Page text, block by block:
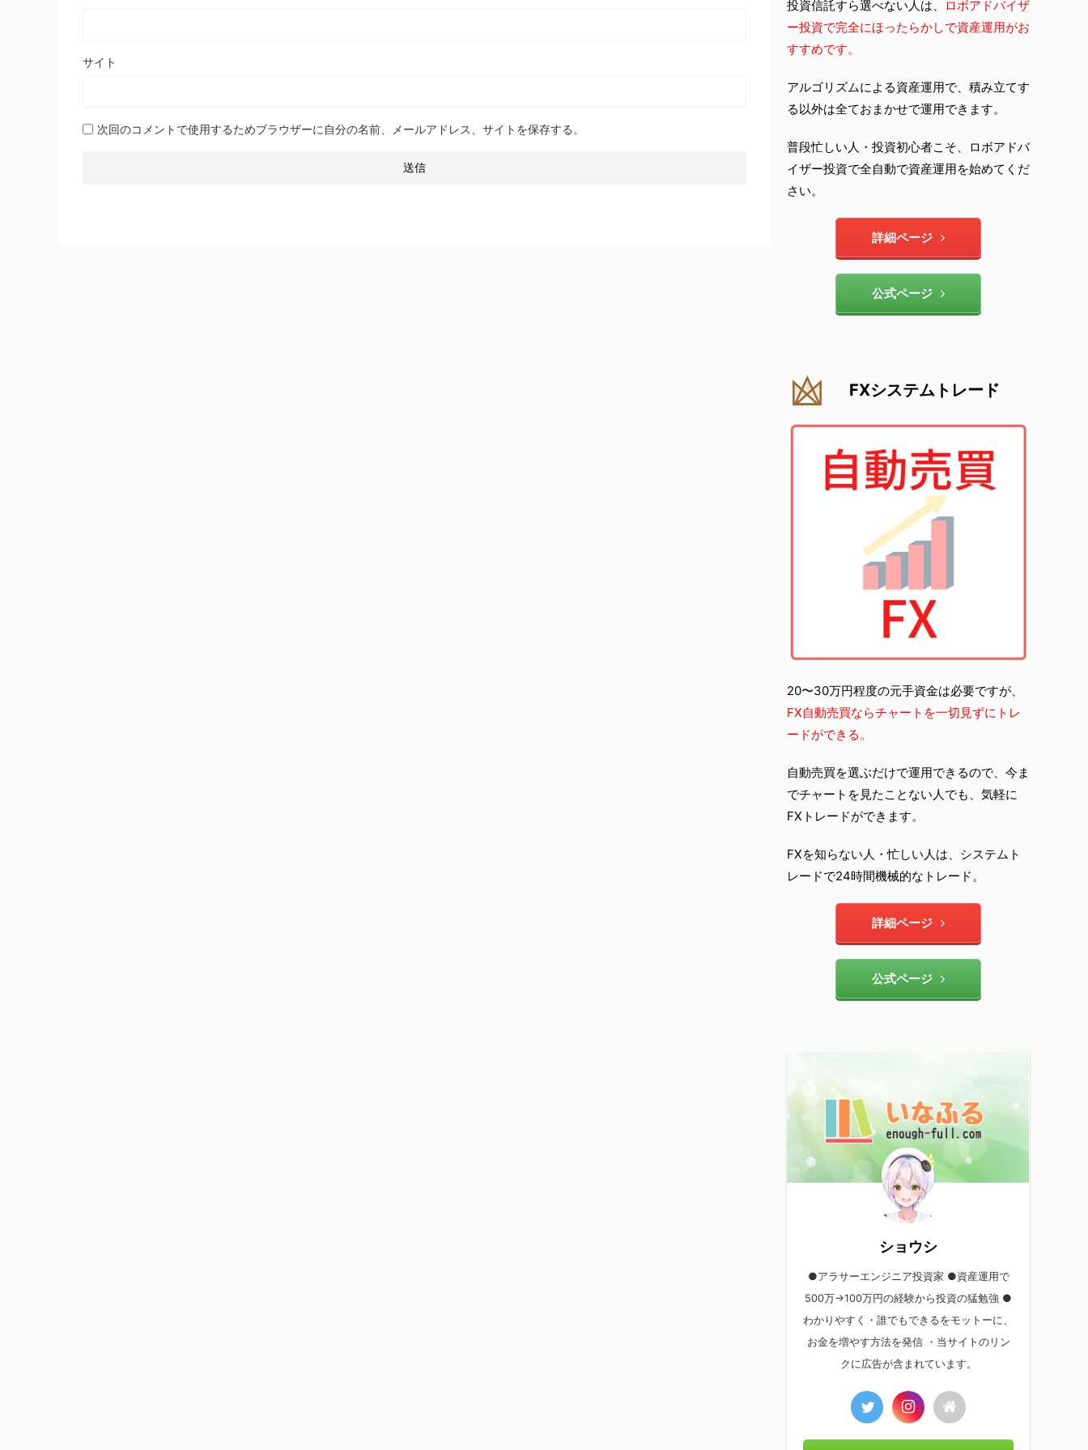
サイト
次回のコメントで使用するためブラウザーに自分の名前、メールアドレス、サイトを保存する。
投資信託すら選べない人は、
ロボアドバイザ
ー投資で完全にほったらかしで資産運用がお
すすめです。
アルゴリズムによる資産運用で、積み立てす
る以外は全ておまかせで運用できます。
普段忙しい人・投資初心者こそ、ロボアドバ
イザー投資で全自動で資産運用を始めてくだ
さい。
詳細ページ
公式ページ
FXシステムトレード
20〜30万円程度の元手資金は必要ですが、
FX自動売買ならチャートを一切見ずにトレ
ードができる。
自動売買を選ぶだけで運用できるので、今ま
でチャートを見たことない人でも、気軽に
FXトレードができます。
FXを知らない人・忙しい人は、システムト
レードで24時間機械的なトレード。
詳細ページ
公式ページ
ショウシ
●アラサーエンジニア投資家 ●資産運用で
500万→100万円の経験から投資の猛勉強 ●
わかりやすく・誰でもできるをモットーに、
お金を増やす方法を発信 ・当サイトのリン
クに広告が含まれています。